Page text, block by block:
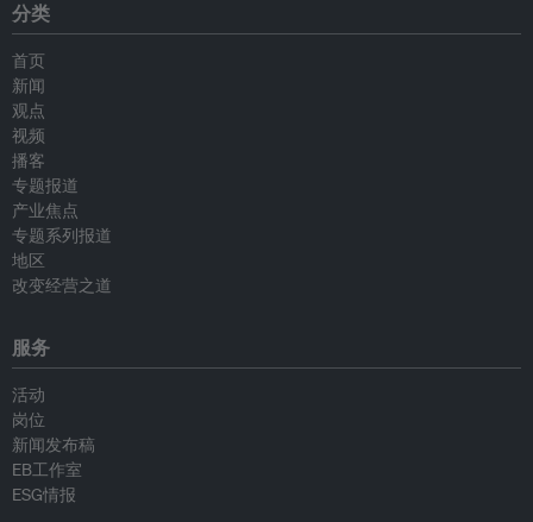
分类
首页
新闻
观点
视频
播客
专题报道
产业焦点
专题系列报道
地区
改变经营之道
服务
活动
岗位
新闻发布稿
EB工作室
ESG情报